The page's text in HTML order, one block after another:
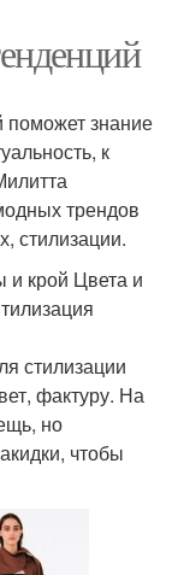
знание
к
трендов
стилизации.
крой Цвета и
стилизации
фактуру. На
но
чтобы